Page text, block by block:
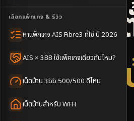
เลือกแพ็กเกจ & รีวิว
หาแพ็กเกจ AIS Fibre3 ที่ใช่ ปี 2026
AIS × 3BB ใช้แพ็คเกจเดียวกันไหม?
เน็ตบ้าน 3bb 500/500 ดีไหม
เน็ตบ้านสำหรับ WFH
รับติด
อำเภ